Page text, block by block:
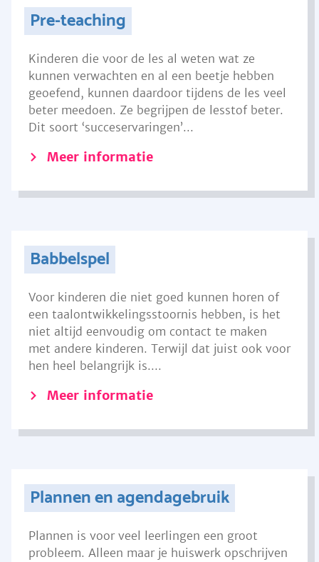
Pre-teaching
Kinderen die voor de les al weten wat ze
kunnen verwachten en al een beetje hebben
geoefend, kunnen daardoor tijdens de les veel
beter meedoen. Ze begrijpen de lesstof beter.
Dit soort ‘succeservaringen’...
Meer informatie
Babbelspel
Voor kinderen die niet goed kunnen horen of
een taalontwikkelingsstoornis hebben, is het
niet altijd eenvoudig om contact te maken
met andere kinderen. Terwijl dat juist ook voor
hen heel belangrijk is....
Meer informatie
Plannen en agendagebruik
Plannen is voor veel leerlingen een groot
probleem. Alleen maar je huiswerk opschrijven